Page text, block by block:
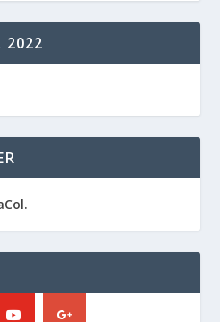
2022